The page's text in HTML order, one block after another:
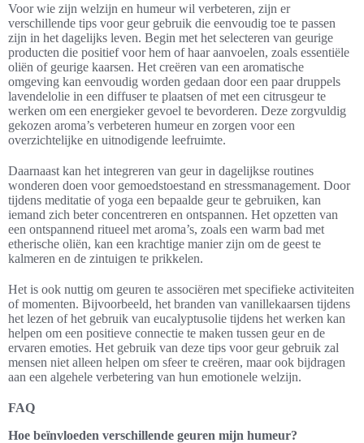
Voor wie zijn welzijn en humeur wil verbeteren, zijn er
verschillende tips voor geur gebruik die eenvoudig toe te passen
zijn in het dagelijks leven. Begin met het selecteren van geurige
producten die positief voor hem of haar aanvoelen, zoals essentiële
oliën of geurige kaarsen. Het creëren van een aromatische
omgeving kan eenvoudig worden gedaan door een paar druppels
lavendelolie in een diffuser te plaatsen of met een citrusgeur te
werken om een energieker gevoel te bevorderen. Deze zorgvuldig
gekozen aroma’s verbeteren humeur en zorgen voor een
overzichtelijke en uitnodigende leefruimte.
Daarnaast kan het integreren van geur in dagelijkse routines
wonderen doen voor gemoedstoestand en stressmanagement. Door
tijdens meditatie of yoga een bepaalde geur te gebruiken, kan
iemand zich beter concentreren en ontspannen. Het opzetten van
een ontspannend ritueel met aroma’s, zoals een warm bad met
etherische oliën, kan een krachtige manier zijn om de geest te
kalmeren en de zintuigen te prikkelen.
Het is ook nuttig om geuren te associëren met specifieke activiteiten
of momenten. Bijvoorbeeld, het branden van vanillekaarsen tijdens
het lezen of het gebruik van eucalyptusolie tijdens het werken kan
helpen om een positieve connectie te maken tussen geur en de
ervaren emoties. Het gebruik van deze tips voor geur gebruik zal
mensen niet alleen helpen om sfeer te creëren, maar ook bijdragen
aan een algehele verbetering van hun emotionele welzijn.
FAQ
Hoe beïnvloeden verschillende geuren mijn humeur?